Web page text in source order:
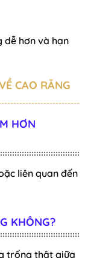
dễ hơn và hạn
CAO RĂNG
HƠN
liên quan đến
KHÔNG?
trống thật giữa